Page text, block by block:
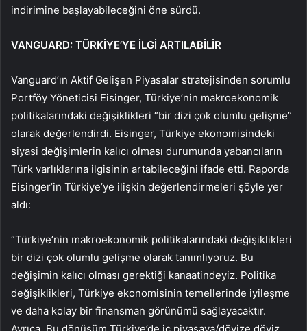
indirimine başlayabileceğini öne sürdü.
VANGUARD: TÜRKİYE’YE İLGİ ARTILABİLİR
Vanguard’ın Aktif Gelişen Piyasalar stratejisinden sorumlu
Portföy Yöneticisi Eisinger, Türkiye’nin makroekonomik
politikalarındaki değişiklikleri “bir dizi çok olumlu gelişme”
olarak değerlendirdi. Eisinger, Türkiye ekonomisindeki
siyasi değişimlerin kalıcı olması durumunda yabancıların
Türk varlıklarına ilgisinin artabileceğini ifade etti. Raporda
Eisinger’in Türkiye’ye ilişkin değerlendirmeleri şöyle yer
aldı:
“Türkiye’nin makroekonomik politikalarındaki değişiklikleri
bir dizi çok olumlu gelişme olarak tanımlıyoruz. Bu
değişimin kalıcı olması gerektiği kanaatindeyiz. Politika
değişiklikleri, Türkiye ekonomisinin temellerinde iyileşme
ve daha kolay bir finansman görünümü sağlayacaktır.